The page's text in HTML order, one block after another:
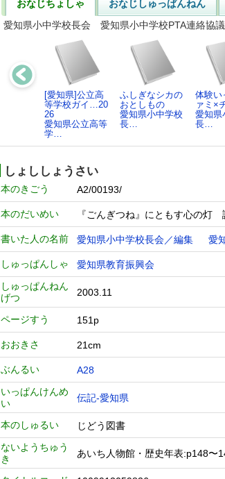
おなじちょしゃ おなじしゅっぱんねん
愛知県小中学校長会 愛知県小中学校PTA連絡協
[愛知県]公立高
等学校ガイ…20
26
愛知県公立高等
学…
ふしぎなシカの
おとしもの
愛知県小中学校
長…
体験い
ァミ×
愛知県
長…
しょししょうさい
本のきごう A2/00193/
本のだいめい 『ごんぎつね』にともす心の灯
書いた人の名前 愛知県小中学校長会／編集 愛
しゅっぱんしゃ
愛知県教育振興会
しゅっぱんねん
げつ
2003.11
ページすう 151p
おおきさ 21cm
ぶんるい
A28
いっぱんけんめ
い
伝記-愛知県
本のしゅるい
じどう図書
ないようちゅう
き
あいち人物館・歴史年表:p148〜